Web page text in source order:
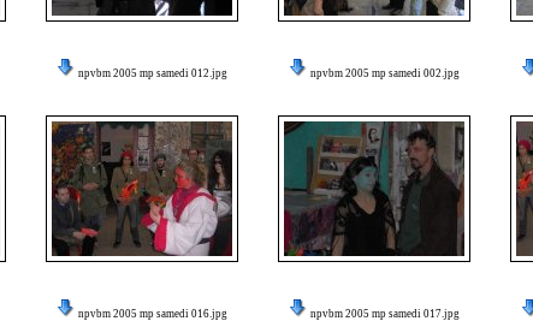
npvbm 2005 mp samedi 012.jpg npvbm 2005 mp samedi 002.jpg
npvbm 2005 mp samedi 016.jpg npvbm 2005 mp samedi 017.jpg